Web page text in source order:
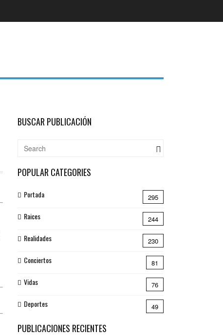
BUSCAR PUBLICACIÓN
POPULAR CATEGORIES
Portada 295
Raices 244
Realidades 230
Conciertos 81
Vidas 76
Deportes 49
PUBLICACIONES RECIENTES